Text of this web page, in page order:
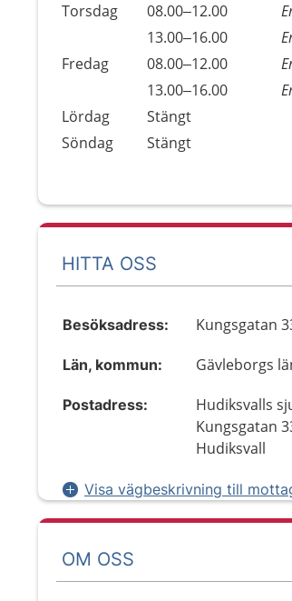
Torsdag
08.00–12.00
13.00–16.00
Fredag
08.00–12.00
13.00–16.00
Lördag
Stängt
Söndag
Stängt
HITTA OSS
Besöksadress: Kungsgatan
Län, kommun: Gävleborgs
Postadress:
Hudiksvalls
Kungsgatan
Hudiksvall
Visa vägbeskrivning till
OM OSS